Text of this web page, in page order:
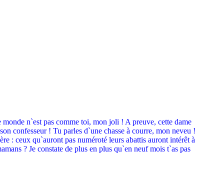
n`est pas comme toi, mon joli ! A preuve, cette dame
confesseur ! Tu parles d`une chasse à courre, mon neveu !
: ceux qu`auront pas numéroté leurs abattis auront intérêt à
? Je constate de plus en plus qu`en neuf mois t`as pas